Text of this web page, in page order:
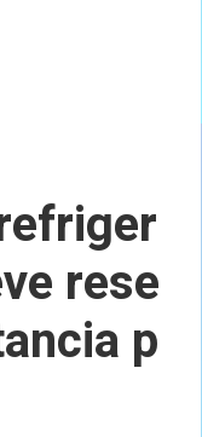
rese
p